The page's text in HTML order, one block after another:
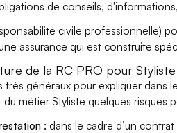
de conseils,
civile professionnelle)
assurance qui est construite
de la RC PRO pour
généraux pour expliquer dans
du métier Styliste quelques risques
: dans le cadre d’un